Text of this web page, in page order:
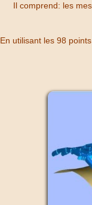
Il comprend: les
En utilisant les 98